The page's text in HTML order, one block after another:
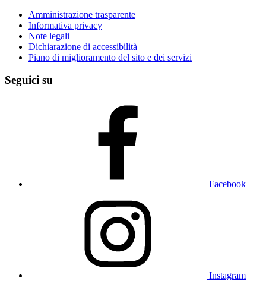
Amministrazione trasparente
Informativa privacy
Note legali
Dichiarazione di accessibilità
Piano di miglioramento del sito e dei servizi
Seguici su
Facebook
Instagram